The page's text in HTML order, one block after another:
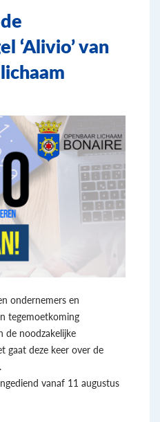
‘Alivio’ van
ondernemers en
tegemoetkoming
de noodzakelijke
gaat deze keer over de
vanaf 11 augustus